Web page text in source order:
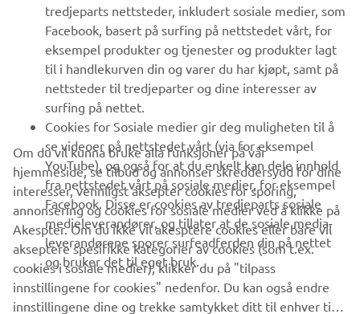
FAQ & SUPPORT
NYHETSBREV
Vær den første til å lære om de siste tilbudene, spesielle
arrangementer, nye utgivelser og mye mer
ABONNER
Les vår personvernerklæring for å lære hvordan vi behandler dine
personopplysninger:
Retningslinjer for Personvern
tredjeparts nettsteder, inkludert sosiale medier, som
Facebook, basert på surfing på nettstedet vårt, for
eksempel produkter og tjenester og produkter lagt
til i handlekurven din og varer du har kjøpt, samt på
nettsteder til tredjeparter og dine interesser av
surfing på nettet.
Cookies for Sosiale medier gir deg muligheten til å
se videoer på nettstedet vårt (via for eksempel
YouTube), og også for at du enkelt kan dele innhold
fra nettstedet vårt på sosiale medier, for eksempel
Facebook. Disse er cookies av tredjeparts sosiale
medieleverandører, og tillater at de sosiale media-
leverandørene sporer surfeadferden din på nettet
og bruker det til eget bruk.
Om du vil kunna bruke alla funksjoner på vår
hjemmeside, se tilbud og annonser skreddersydd for dine
interesser, vennligst aksepter cookies for sporing,
annonsering og cookies for sosiale medier ved å klikke på
Akespter. Om du ikke vil akesptere cookies eller bare vil
akseptere spesifikke kategorier av cookies (som t.ex.
cookies i sosiale medier), klikker du på "tilpass
innstillingene for cookies" nedenfor. Du kan også endre
innstillingene dine og trekke samtykket ditt til enhver tid